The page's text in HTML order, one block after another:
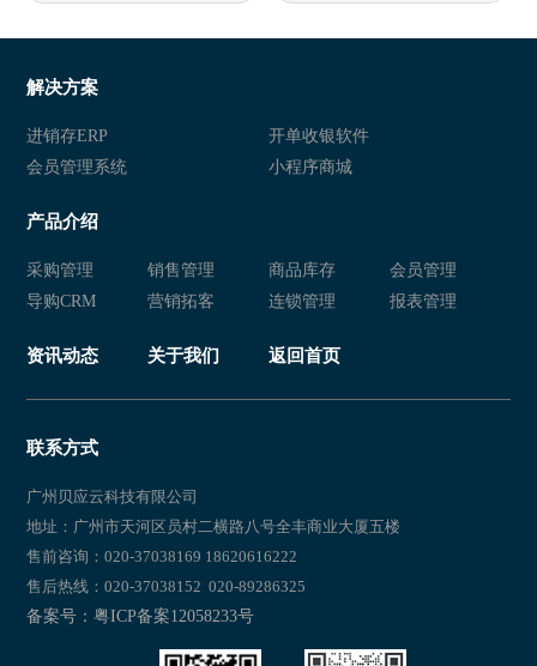
服装销售管理软件 服装销售软件
服装营销软件
服装销售系统 服装销售软件
服装销售系统
服装销售管理软件
服装销售系统软件
服装销售软件 服装销售系统软件
服装销售管理软件
解决方案
进销存ERP
开单收银软件
会员管理系统
小程序商城
产品介绍
采购管理 销售管理 商品库存
会员管理
导购CRM
营销拓客 连锁管理 报表管理
资讯动态 关于我们 返回首页
联系方式
广州贝应云科技有限公司
地址：广州市天河区员村二横路八号全丰商业大厦五楼
售前咨询：020-37038169 18620616222
售后热线：020-37038152 020-89286325
备案号：粤ICP备案12058233号